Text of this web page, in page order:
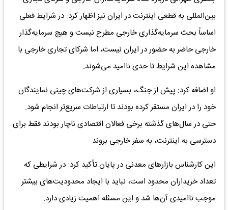
بین‌المللی به قطعی اینترنت در ایران نیز اظهار کرد: در شرایط فعلی
اساساً بحث سرمایه‌گذاری خارجی مطرح نیست و هیچ سرمایه‌گذار
خارجی حاضر به حضور در ایران نیست، اما شرکای تجاری خارجی با
مشاهده این شرایط تا حدی ناامید می‌شوند.
او اضافه کرد: پیش از جنگ، بسیاری از شرکت‌های چینی نمایندگان
خود را در ایران مستقر کرده بودند تا ارتباطات سریع‌تر انجام شود.
حتی در سال‌های گذشته برخی فعالان اقتصادی ناچار بودند فقط برای
دسترسی به اینترنت، به سفر خارجی بروند.
این کارشناس بازارهای معدنی در پایان تأکید کرد: در شرایطی که
تعداد خریداران محدود است، نباید با ایجاد محدودیت‌های بیشتر
موجب ناامیدی آن‌ها شد و این مسئله اهمیت زیادی دارد.